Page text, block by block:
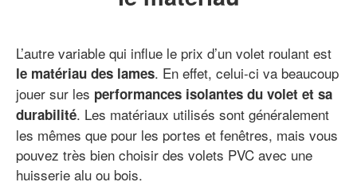
L’autre variable qui influe le prix d’un volet roulant est
le matériau des lames. En effet, celui-ci va beaucoup
jouer sur les performances isolantes du volet et sa
durabilité. Les matériaux utilisés sont généralement
les mêmes que pour les portes et fenêtres, mais vous
pouvez très bien choisir des volets PVC avec une
huisserie alu ou bois.